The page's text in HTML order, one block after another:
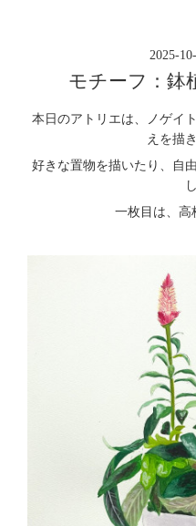
2025-
モチーフ：鉢
本日のアトリエは、ノゲイ
えを描
好きな置物を描いたり、自
一枚目は、高